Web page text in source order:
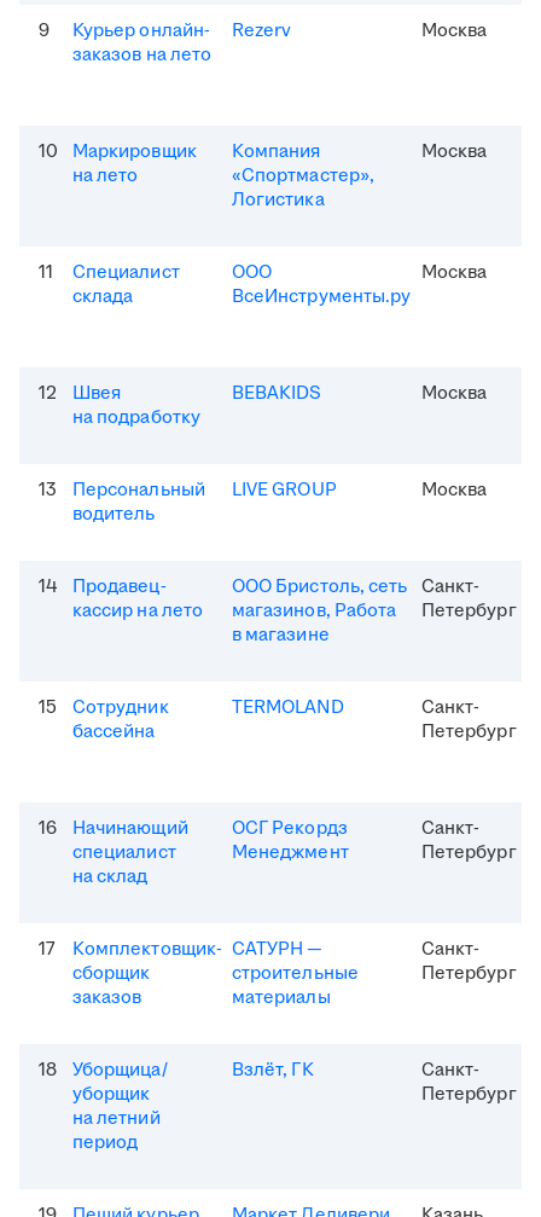
9
Курьер онлайн-
заказов на лето
Rezerv Москва
10
Маркировщик
на лето
Компания
«Спортмастер»,
Логистика
Москва
11
Специалист
склада
ООО
ВсеИнструменты.ру
Москва
12
Швея
на подработку
BEBAKIDS Москва
13
Персональный
водитель
LIVE GROUP Москва
14
Продавец-
кассир на лето
ООО Бристоль, сеть
магазинов, Работа
в магазине
Санкт-
Петербург
15
Сотрудник
бассейна
TERMOLAND
Санкт-
Петербург
16
Начинающий
специалист
на склад
ОСГ Рекордз
Менеджмент
Санкт-
Петербург
17
Комплектовщик-
сборщик
заказов
САТУРН —
строительные
материалы
Санкт-
Петербург
18
Уборщица/
уборщик
на летний
период
Взлёт, ГК
Санкт-
Петербург